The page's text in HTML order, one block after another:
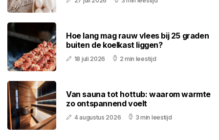
Hoe lang mag rauw vlees bij 25 graden
buiten de koelkast liggen?
18 juli 2026 2 min leestijd
Van sauna tot hottub: waarom warmte
zo ontspannend voelt
4 augustus 2026 3 min leestijd